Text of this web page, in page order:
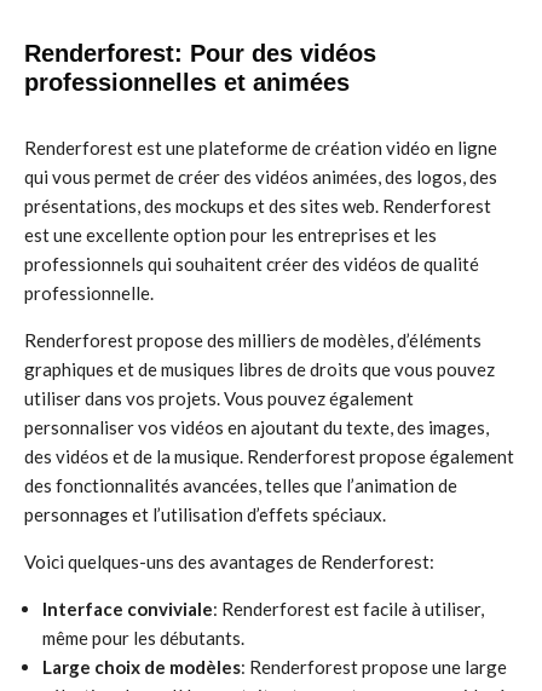
Renderforest: Pour des vidéos
professionnelles et animées
Renderforest est une plateforme de création vidéo en ligne
qui vous permet de créer des vidéos animées, des logos, des
présentations, des mockups et des sites web. Renderforest
est une excellente option pour les entreprises et les
professionnels qui souhaitent créer des vidéos de qualité
professionnelle.
Renderforest propose des milliers de modèles, d’éléments
graphiques et de musiques libres de droits que vous pouvez
utiliser dans vos projets. Vous pouvez également
personnaliser vos vidéos en ajoutant du texte, des images,
des vidéos et de la musique. Renderforest propose également
des fonctionnalités avancées, telles que l’animation de
personnages et l’utilisation d’effets spéciaux.
Voici quelques-uns des avantages de Renderforest:
Interface conviviale: Renderforest est facile à utiliser,
même pour les débutants.
Large choix de modèles: Renderforest propose une large